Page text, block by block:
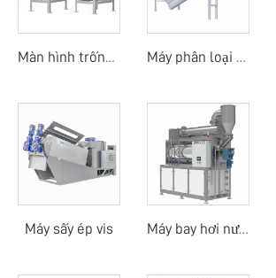
Màn hình trống quay ngoài Máy phân loại cát
Máy sấy ép vis Máy bay hơi nước thải